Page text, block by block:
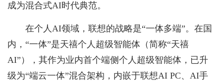
成为混合式AI时代典范。
在个人AI领域，联想的战略是“一体多端”。在国
内，“一体”是天禧个人超级智能体（简称“天禧
AI”），其作为业内首个端侧个人超级智能体，已升
级为“端云一体”混合架构，内嵌于联想AI PC、AI手